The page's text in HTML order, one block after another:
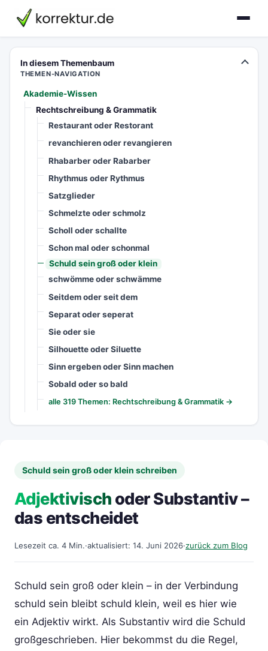
korrektur.de
In diesem Themenbaum
THEMEN-NAVIGATION
Akademie-Wissen
Rechtschreibung & Grammatik
Restaurant oder Restorant
revanchieren oder revangieren
Rhabarber oder Rabarber
Rhythmus oder Rythmus
Satzglieder
Schmelzte oder schmolz
Scholl oder schallte
Schon mal oder schonmal
Schuld sein groß oder klein
schwömme oder schwämme
Seitdem oder seit dem
Separat oder seperat
Sie oder sie
Silhouette oder Siluette
Sinn ergeben oder Sinn machen
Sobald oder so bald
alle 319 Themen: Rechtschreibung & Grammatik →
Schuld sein groß oder klein schreiben
Adjektivisch oder Substantiv –
das entscheidet
Lesezeit ca. 4 Min.·aktualisiert: 14. Juni 2026·zurück zum Blog
Schuld sein groß oder klein – in der Verbindung
schuld sein bleibt schuld klein, weil es hier wie
ein Adjektiv wirkt. Als Substantiv wird die Schuld
großgeschrieben. Hier bekommst du die Regel,